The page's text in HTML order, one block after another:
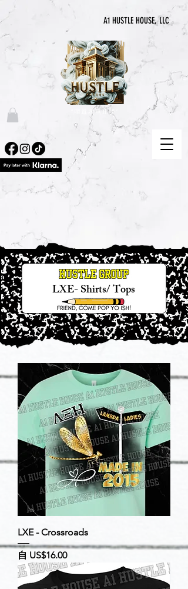
A1 HUSTLE HOUSE, LLC
“喧囂永無止境”
LXE- Shirts/ Tops
LXE - Crossroads
自 US$16.00
促銷價格